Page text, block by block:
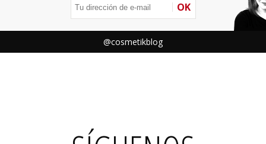
OK
@cosmetikblog